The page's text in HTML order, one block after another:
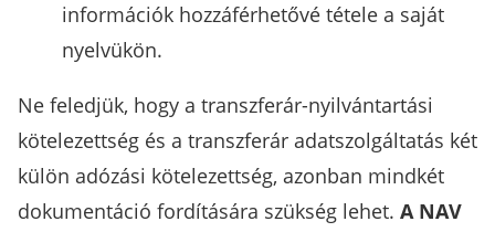
információk hozzáférhetővé tétele a saját
nyelvükön.
Ne feledjük, hogy a transzferár-nyilvántartási
kötelezettség és a transzferár adatszolgáltatás két
külön adózási kötelezettség, azonban mindkét
dokumentáció fordítására szükség lehet. A NAV